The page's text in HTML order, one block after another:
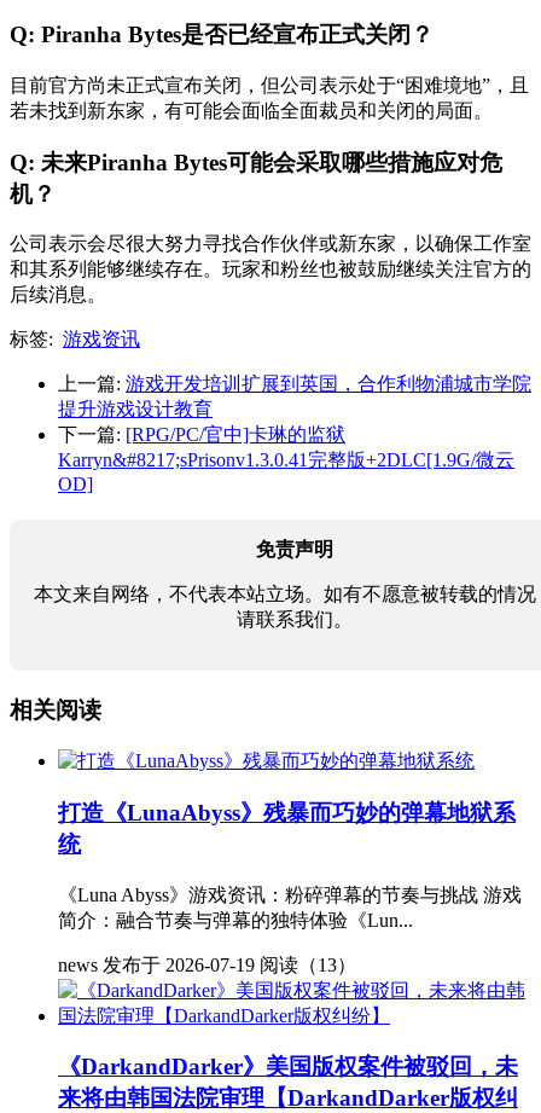
Q: Piranha Bytes是否已经宣布正式关闭？
目前官方尚未正式宣布关闭，但公司表示处于“困难境地”，且
若未找到新东家，有可能会面临全面裁员和关闭的局面。
Q: 未来Piranha Bytes可能会采取哪些措施应对危
机？
公司表示会尽很大努力寻找合作伙伴或新东家，以确保工作室
和其系列能够继续存在。玩家和粉丝也被鼓励继续关注官方的
后续消息。
标签: 游戏资讯
上一篇: 游戏开发培训扩展到英国，合作利物浦城市学院
提升游戏设计教育
下一篇: [RPG/PC/官中]卡琳的监狱
Karryn&#8217;sPrisonv1.3.0.41完整版+2DLC[1.9G/微云
OD]
免责声明
本文来自网络，不代表本站立场。如有不愿意被转载的情况
请联系我们。
相关阅读
打造《LunaAbyss》残暴而巧妙的弹幕地狱系
统
《Luna Abyss》游戏资讯：粉碎弹幕的节奏与挑战 游戏
简介：融合节奏与弹幕的独特体验《Lun...
news 发布于 2026-07-19 阅读（13）
《DarkandDarker》美国版权案件被驳回，未
来将由韩国法院审理【DarkandDarker版权纠